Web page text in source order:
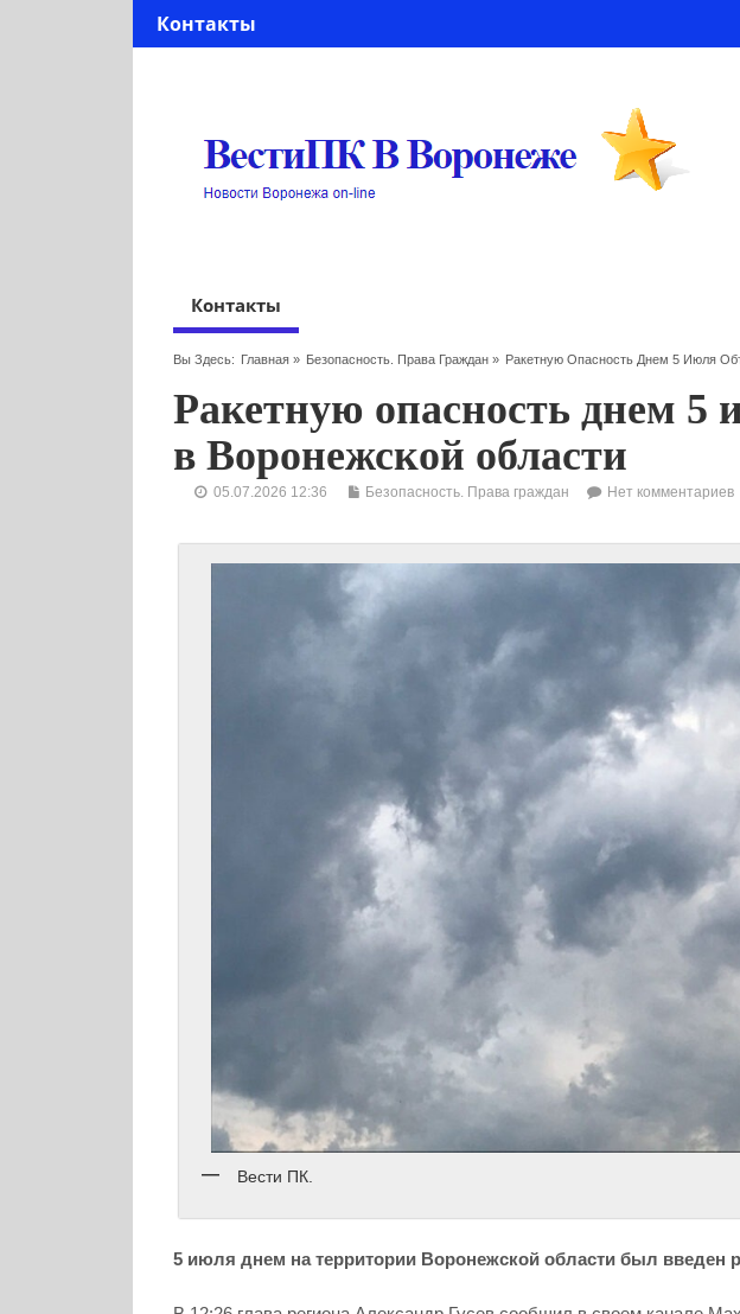
Контакты
Контакты
Вы Здесь: Главная» Безопасность. Права Граждан » Ракетную Опасность Днем 5 Июля
Ракетную опасность днем 5
в Воронежской области
05.07.2026 12:36 Безопасность. Права граждан Нет комментариев
Вести ПК.
5 июля днем на территории Воронежской области был введен